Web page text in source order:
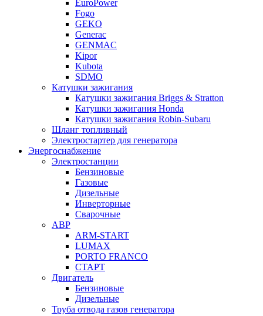
EuroPower
Fogo
GEKO
Generac
GENMAC
Kipor
Kubota
SDMO
Катушки зажигания
Катушки зажигания Briggs & Stratton
Катушки зажигания Honda
Катушки зажигания Robin-Subaru
Шланг топливный
Электростартер для генератора
Энергоснабжение
Электростанции
Бензиновые
Газовые
Дизельные
Инверторные
Сварочные
АВР
ARM-START
LUMAX
PORTO FRANCO
СТАРТ
Двигатель
Бензиновые
Дизельные
Труба отвода газов генератора